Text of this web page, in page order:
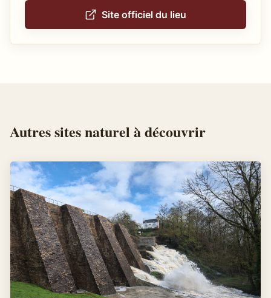
Site officiel du lieu
Autressites naturel à découvrir